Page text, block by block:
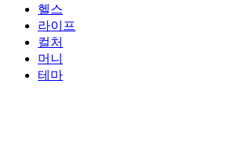
헬스
라이프
컬처
머니
테마